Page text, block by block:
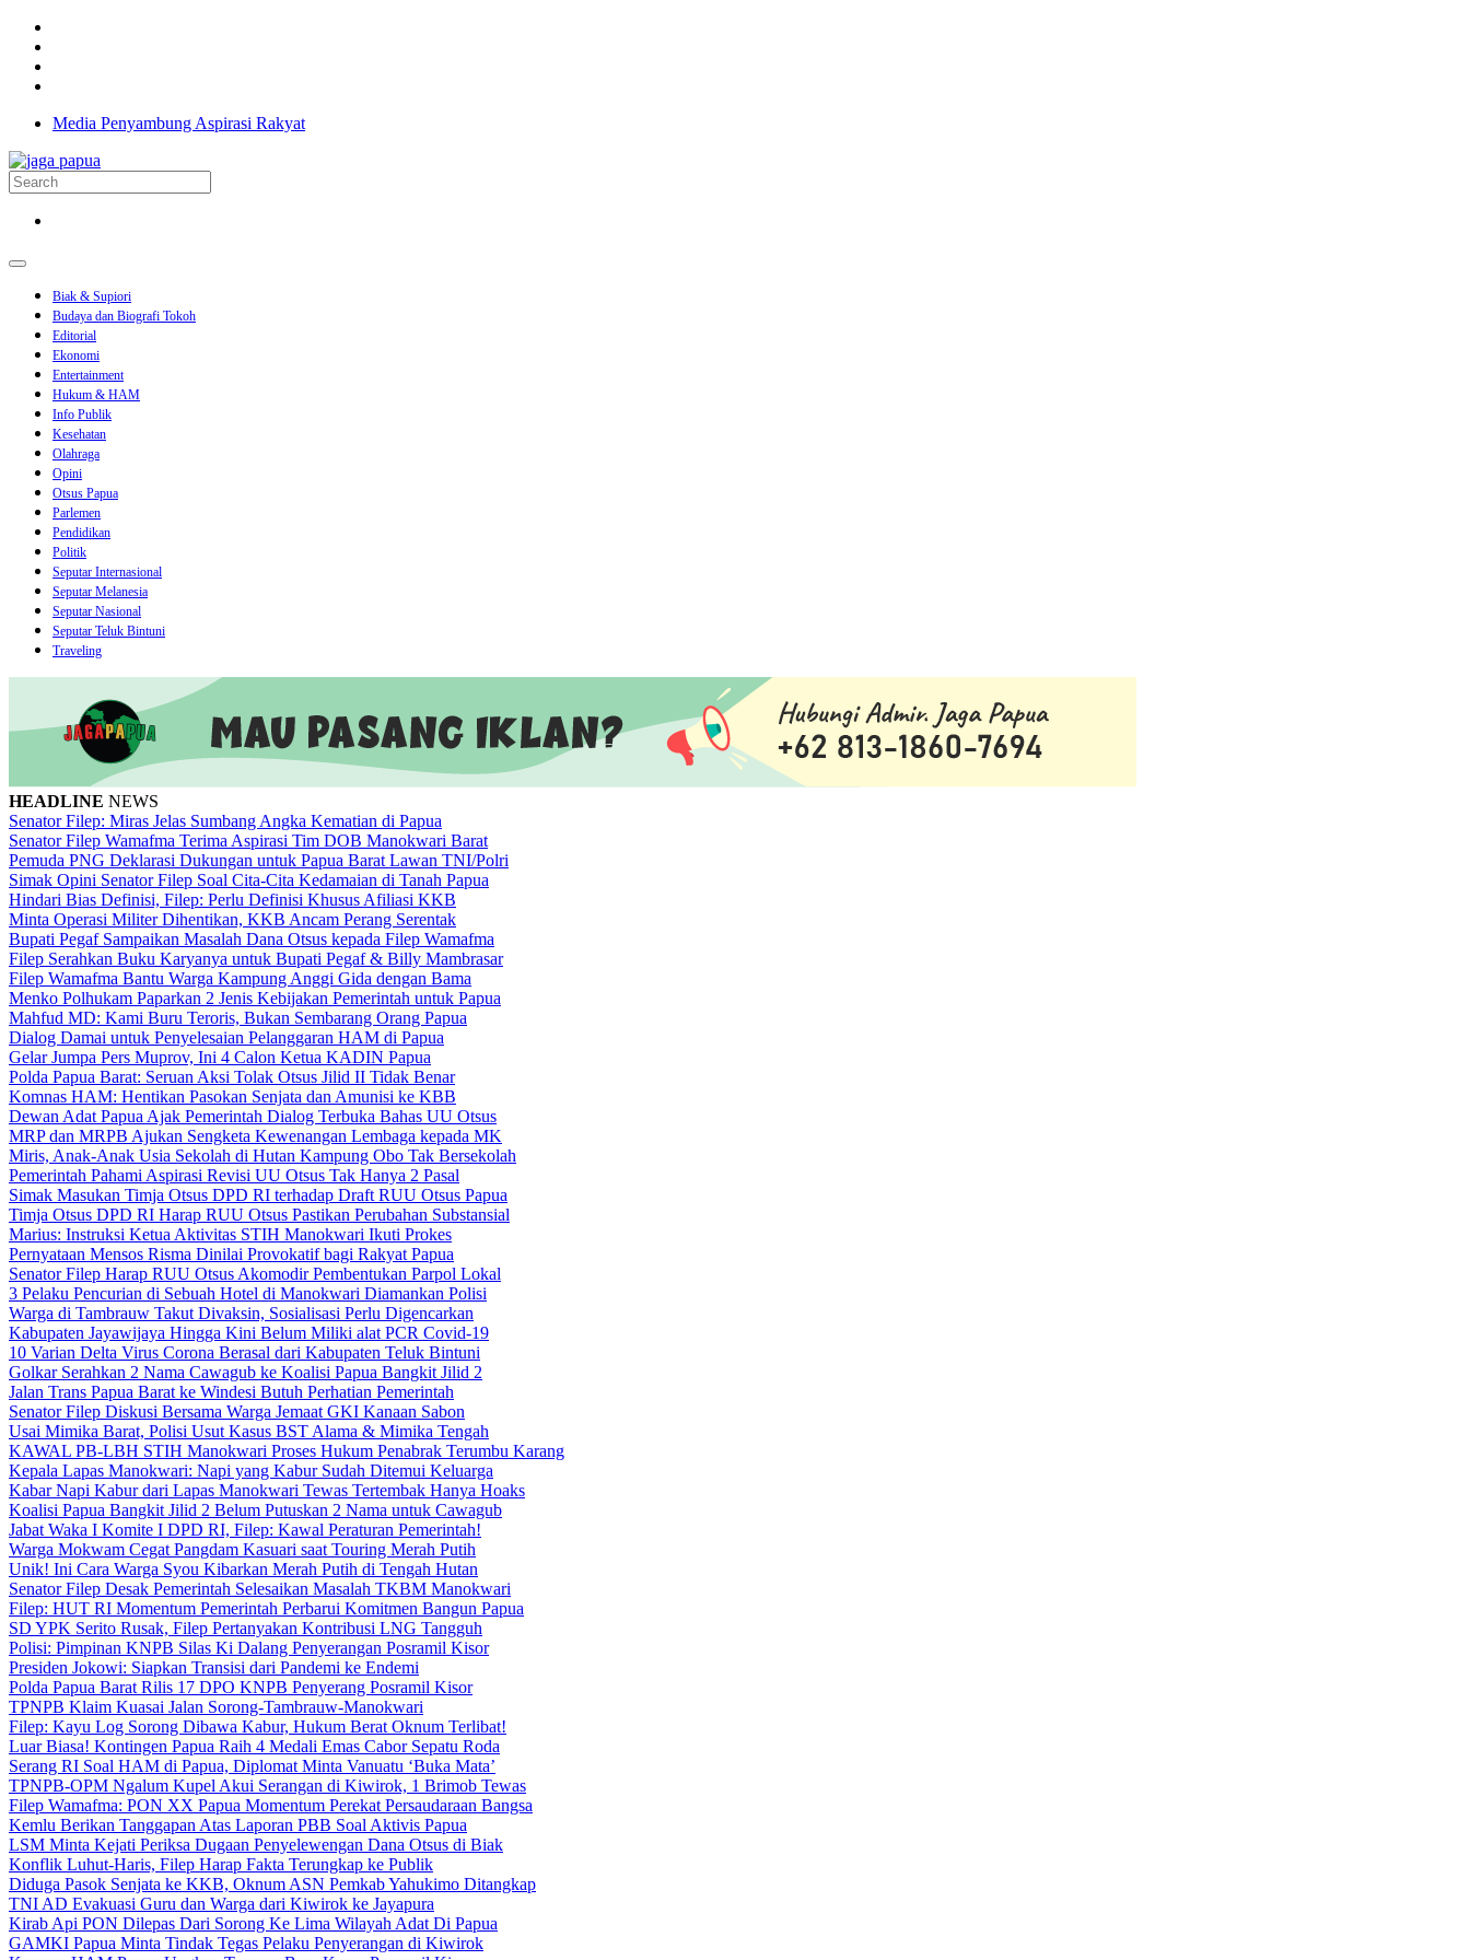
Media Penyambung Aspirasi Rakyat
Biak & Supiori
Budaya dan Biografi Tokoh
Editorial
Ekonomi
Entertainment
Hukum & HAM
Info Publik
Kesehatan
Olahraga
Opini
Otsus Papua
Parlemen
Pendidikan
Politik
Seputar Internasional
Seputar Melanesia
Seputar Nasional
Seputar Teluk Bintuni
Traveling
HEADLINE NEWS
Senator Filep: Miras Jelas Sumbang Angka Kematian di Papua
Senator Filep Wamafma Terima Aspirasi Tim DOB Manokwari Barat
Pemuda PNG Deklarasi Dukungan untuk Papua Barat Lawan TNI/Polri
Simak Opini Senator Filep Soal Cita-Cita Kedamaian di Tanah Papua
Hindari Bias Definisi, Filep: Perlu Definisi Khusus Afiliasi KKB
Minta Operasi Militer Dihentikan, KKB Ancam Perang Serentak
Bupati Pegaf Sampaikan Masalah Dana Otsus kepada Filep Wamafma
Filep Serahkan Buku Karyanya untuk Bupati Pegaf & Billy Mambrasar
Filep Wamafma Bantu Warga Kampung Anggi Gida dengan Bama
Menko Polhukam Paparkan 2 Jenis Kebijakan Pemerintah untuk Papua
Mahfud MD: Kami Buru Teroris, Bukan Sembarang Orang Papua
Dialog Damai untuk Penyelesaian Pelanggaran HAM di Papua
Gelar Jumpa Pers Muprov, Ini 4 Calon Ketua KADIN Papua
Polda Papua Barat: Seruan Aksi Tolak Otsus Jilid II Tidak Benar
Komnas HAM: Hentikan Pasokan Senjata dan Amunisi ke KBB
Dewan Adat Papua Ajak Pemerintah Dialog Terbuka Bahas UU Otsus
MRP dan MRPB Ajukan Sengketa Kewenangan Lembaga kepada MK
Miris, Anak-Anak Usia Sekolah di Hutan Kampung Obo Tak Bersekolah
Pemerintah Pahami Aspirasi Revisi UU Otsus Tak Hanya 2 Pasal
Simak Masukan Timja Otsus DPD RI terhadap Draft RUU Otsus Papua
Timja Otsus DPD RI Harap RUU Otsus Pastikan Perubahan Substansial
Marius: Instruksi Ketua Aktivitas STIH Manokwari Ikuti Prokes
Pernyataan Mensos Risma Dinilai Provokatif bagi Rakyat Papua
Senator Filep Harap RUU Otsus Akomodir Pembentukan Parpol Lokal
3 Pelaku Pencurian di Sebuah Hotel di Manokwari Diamankan Polisi
Warga di Tambrauw Takut Divaksin, Sosialisasi Perlu Digencarkan
Kabupaten Jayawijaya Hingga Kini Belum Miliki alat PCR Covid-19
10 Varian Delta Virus Corona Berasal dari Kabupaten Teluk Bintuni
Golkar Serahkan 2 Nama Cawagub ke Koalisi Papua Bangkit Jilid 2
Jalan Trans Papua Barat ke Windesi Butuh Perhatian Pemerintah
Senator Filep Diskusi Bersama Warga Jemaat GKI Kanaan Sabon
Usai Mimika Barat, Polisi Usut Kasus BST Alama & Mimika Tengah
KAWAL PB-LBH STIH Manokwari Proses Hukum Penabrak Terumbu Karang
Kepala Lapas Manokwari: Napi yang Kabur Sudah Ditemui Keluarga
Kabar Napi Kabur dari Lapas Manokwari Tewas Tertembak Hanya Hoaks
Koalisi Papua Bangkit Jilid 2 Belum Putuskan 2 Nama untuk Cawagub
Jabat Waka I Komite I DPD RI, Filep: Kawal Peraturan Pemerintah!
Warga Mokwam Cegat Pangdam Kasuari saat Touring Merah Putih
Unik! Ini Cara Warga Syou Kibarkan Merah Putih di Tengah Hutan
Senator Filep Desak Pemerintah Selesaikan Masalah TKBM Manokwari
Filep: HUT RI Momentum Pemerintah Perbarui Komitmen Bangun Papua
SD YPK Serito Rusak, Filep Pertanyakan Kontribusi LNG Tangguh
Polisi: Pimpinan KNPB Silas Ki Dalang Penyerangan Posramil Kisor
Presiden Jokowi: Siapkan Transisi dari Pandemi ke Endemi
Polda Papua Barat Rilis 17 DPO KNPB Penyerang Posramil Kisor
TPNPB Klaim Kuasai Jalan Sorong-Tambrauw-Manokwari
Filep: Kayu Log Sorong Dibawa Kabur, Hukum Berat Oknum Terlibat!
Luar Biasa! Kontingen Papua Raih 4 Medali Emas Cabor Sepatu Roda
Serang RI Soal HAM di Papua, Diplomat Minta Vanuatu ‘Buka Mata’
TPNPB-OPM Ngalum Kupel Akui Serangan di Kiwirok, 1 Brimob Tewas
Filep Wamafma: PON XX Papua Momentum Perekat Persaudaraan Bangsa
Kemlu Berikan Tanggapan Atas Laporan PBB Soal Aktivis Papua
LSM Minta Kejati Periksa Dugaan Penyelewengan Dana Otsus di Biak
Konflik Luhut-Haris, Filep Harap Fakta Terungkap ke Publik
Diduga Pasok Senjata ke KKB, Oknum ASN Pemkab Yahukimo Ditangkap
TNI AD Evakuasi Guru dan Warga dari Kiwirok ke Jayapura
Kirab Api PON Dilepas Dari Sorong Ke Lima Wilayah Adat Di Papua
GAMKI Papua Minta Tindak Tegas Pelaku Penyerangan di Kiwirok